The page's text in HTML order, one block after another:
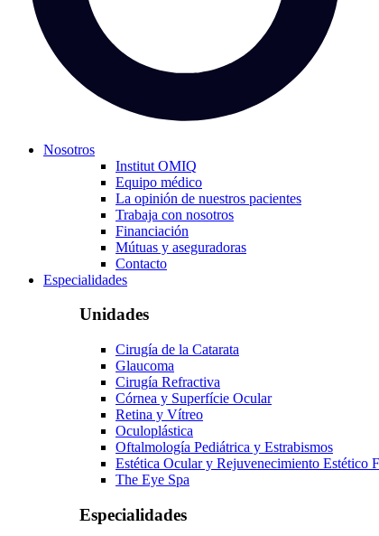
Nosotros
Institut OMIQ
Equipo médico
La opinión de nuestros pacientes
Trabaja con nosotros
Financiación
Mútuas y aseguradoras
Contacto
Especialidades
Unidades
Cirugía de la Catarata
Glaucoma
Cirugía Refractiva
Córnea y Superfície Ocular
Retina y Vítreo
Oculoplástica
Oftalmología Pediátrica y Estrabismos
Estética Ocular y Rejuvenecimiento Estético
The Eye Spa
Especialidades